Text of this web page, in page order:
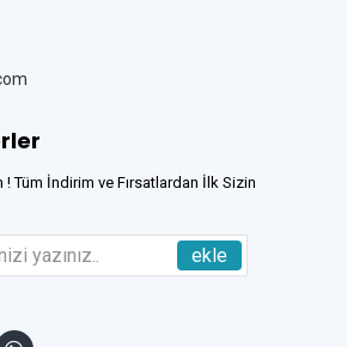
Ödeme Kolaylığı
Tüm İndirim ve Fırsatlardan İlk Sizin
ekle